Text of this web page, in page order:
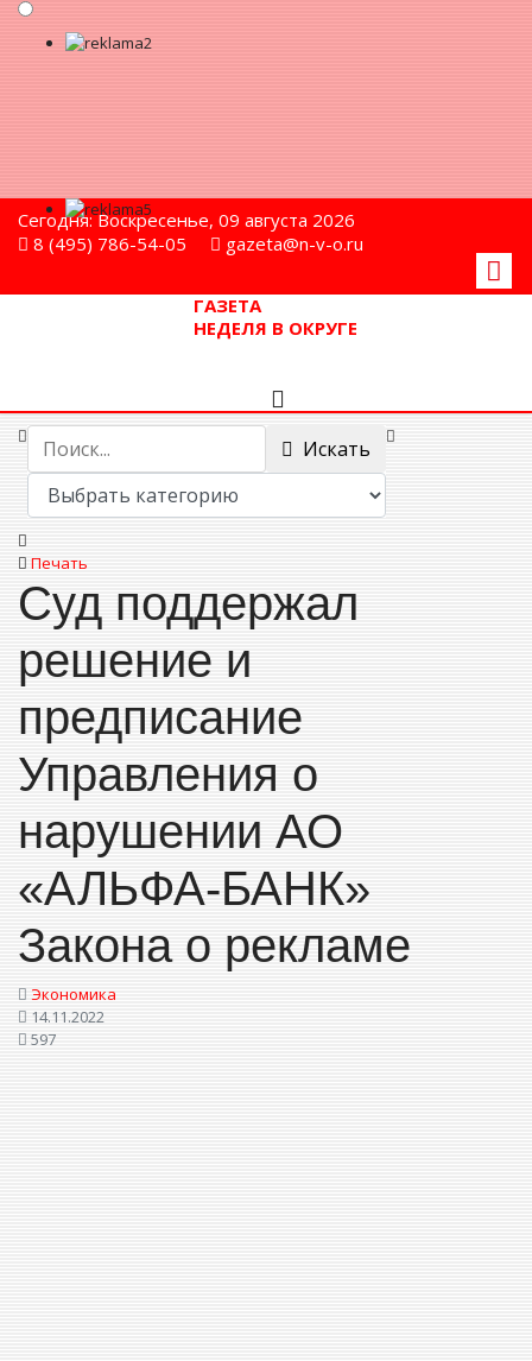
Сегодня: Воскресенье, 09 августа 2026
8 (495) 786-54-05
gazeta@n-v-o.ru
ГАЗЕТА
НЕДЕЛЯ В ОКРУГЕ
Искать
Печать
Суд поддержал
решение и
предписание
Управления о
нарушении АО
«АЛЬФА-БАНК»
Закона о рекламе
Экономика
14.11.2022
597